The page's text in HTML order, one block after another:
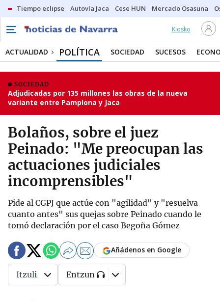
Tiempo eclipse Autovía Jaca Cese HUN Mercado Osasuna
Kiosko
ACTUALIDAD POLÍTICA SOCIEDAD SUCESOS
SOCIEDAD
Adjudicadas por 135 millones las obras de la nueva
variante entre Pamplona y Jaca
Bolaños, sobre el juez
Peinado: "Me preocupan las
actuaciones judiciales
incomprensibles"
Pide al CGPJ que actúe con "agilidad" y "resuelva
cuanto antes" sus quejas sobre Peinado cuando le
tomó declaración por el caso Begoña Gómez
Añádenos en Google
Itzuli Entzun